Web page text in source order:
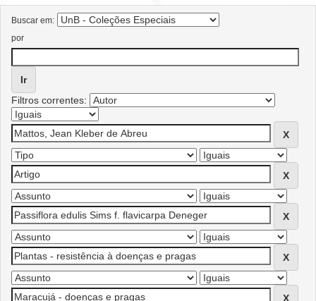
Buscar em:
por
Filtros correntes: